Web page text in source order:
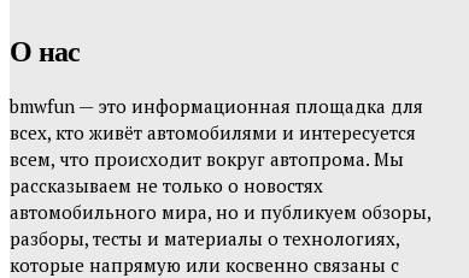
О нас
bmwfun — это информационная площадка для
всех, кто живёт автомобилями и интересуется
всем, что происходит вокруг автопрома. Мы
рассказываем не только о новостях
автомобильного мира, но и публикуем обзоры,
разборы, тесты и материалы о технологиях,
которые напрямую или косвенно связаны с